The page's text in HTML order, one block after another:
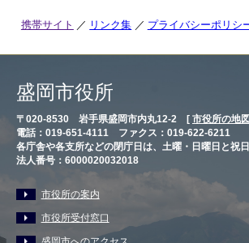
携帯サイト リンク集 プライバシーポリシ
盛岡市役所
〒020-8530 岩手県盛岡市内丸12-2 [ 市役所の地図
電話：019-651-4111 ファクス：019-622-6211
各庁舎や各支所などの閉庁日は、土曜・日曜日と祝日
法人番号：6000020032018
市役所の案内
市役所受付窓口